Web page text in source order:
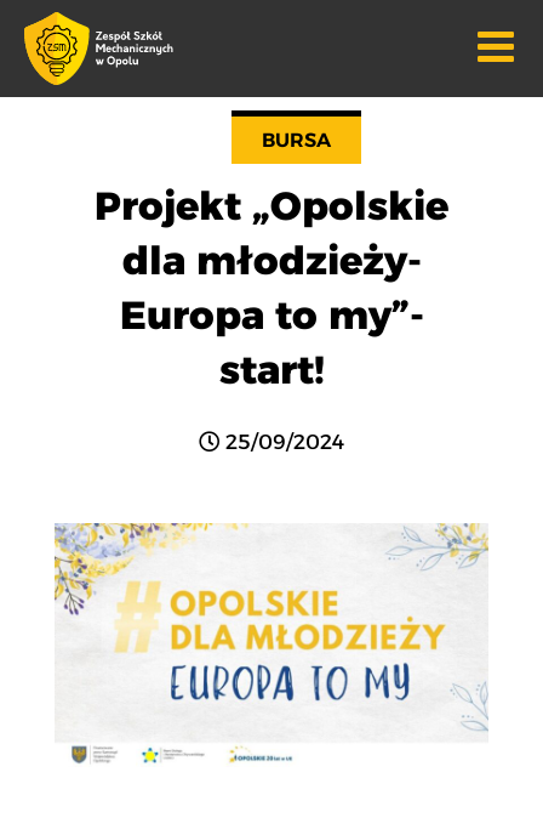
BURSA
Projekt „Opolskie
dla młodzieży-
Europa to my”-
start!
25/09/2024